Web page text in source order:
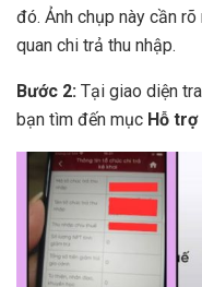
đó. Ảnh chụp này cần
quan chi trả thu nhập.
Bước 2: Tại giao diện
bạn tìm đến mục Hỗ trợ